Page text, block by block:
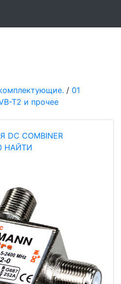
/ 01
T2 и прочее
СOMBINER
НАЙТИ